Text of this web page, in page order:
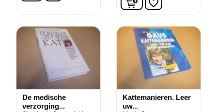
favorite_border
De medische
verzorging...
Kattemanieren. Leer
uw...